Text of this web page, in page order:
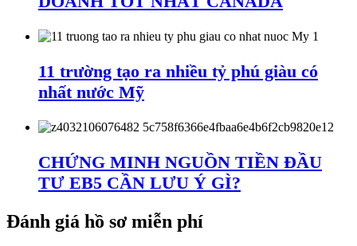
11 trường tạo ra nhiều tỷ phú giàu có
nhất nước Mỹ
CHỨNG MINH NGUỒN TIỀN ĐẦU
TƯ EB5 CẦN LƯU Ý GÌ?
Đánh giá hồ sơ miễn phí